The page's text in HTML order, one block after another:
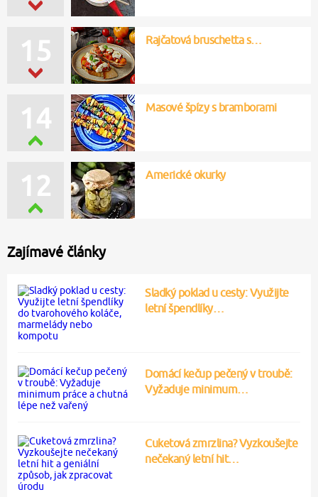
15 Rajčatová bruschetta s…
14 Masové špízy s bramborami
12 Americké okurky
Zajímavé články
Sladký poklad u cesty: Využijte
letní špendlíky…
Domácí kečup pečený v troubě:
Vyžaduje minimum…
Cuketová zmrzlina? Vyzkoušejte
nečekaný letní hit…